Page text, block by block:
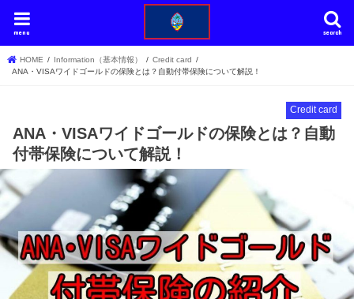
search
menu
HOME Information（基本情報）
Credit card
ANA・VISAワイドゴールドの保険とは？自動付帯保険について解説！
Credit card
ANA・VISAワイドゴールドの保険とは？自動
付帯保険について解説！